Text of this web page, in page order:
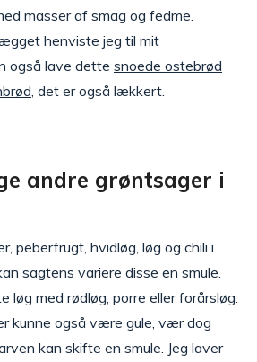
masser af smag og fedme.
henviste jeg til mit
også lave dette snoede ostebrød
, det er også lækkert.
andre grøntsager i
peberfrugt, hvidløg, løg og chili i
sagtens variere disse en smule.
løg med rødløg, porre eller forårsløg.
kunne også være gule, vær dog
kan skifte en smule. Jeg laver